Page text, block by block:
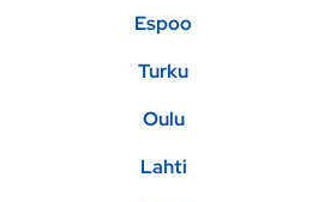
Espoo
Turku
Oulu
Lahti